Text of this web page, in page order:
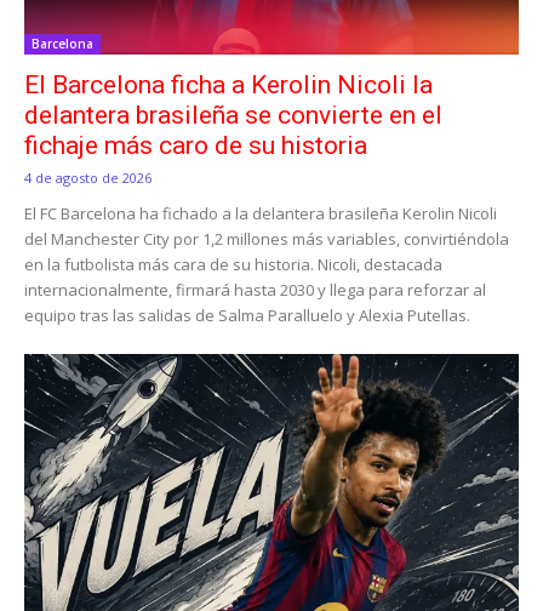
Barcelona
El Barcelona ficha a Kerolin Nicoli la
delantera brasileña se convierte en el
fichaje más caro de su historia
4 de agosto de 2026
El FC Barcelona ha fichado a la delantera brasileña Kerolin Nicoli
del Manchester City por 1,2 millones más variables, convirtiéndola
en la futbolista más cara de su historia. Nicoli, destacada
internacionalmente, firmará hasta 2030 y llega para reforzar al
equipo tras las salidas de Salma Paralluelo y Alexia Putellas.